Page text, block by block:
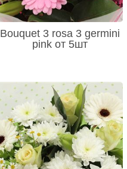
Bouquet 3 rosa 3 germini
pink от 5шт